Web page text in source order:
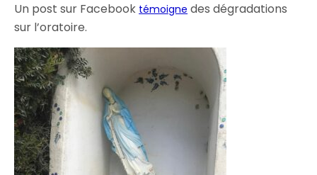
Un post sur Facebook témoigne des dégradations
sur l’oratoire.